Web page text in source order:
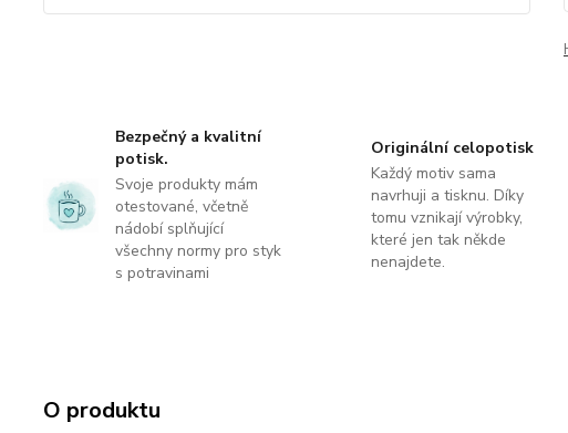
Bezpečný a kvalitní
potisk.
Svoje produkty mám
otestované, včetně
nádobí splňující
všechny normy pro styk
s potravinami
Originální celopotisk
Každý motiv sama
navrhuji a tisknu. Díky
tomu vznikají výrobky,
které jen tak někde
nenajdete.
O produktu